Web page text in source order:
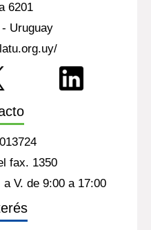
6201
Uruguay
fax. 1350
V. de 9:00 a 17:00